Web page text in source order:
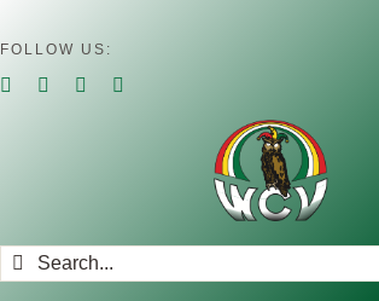
Inhalt
springen
FOLLOW US: